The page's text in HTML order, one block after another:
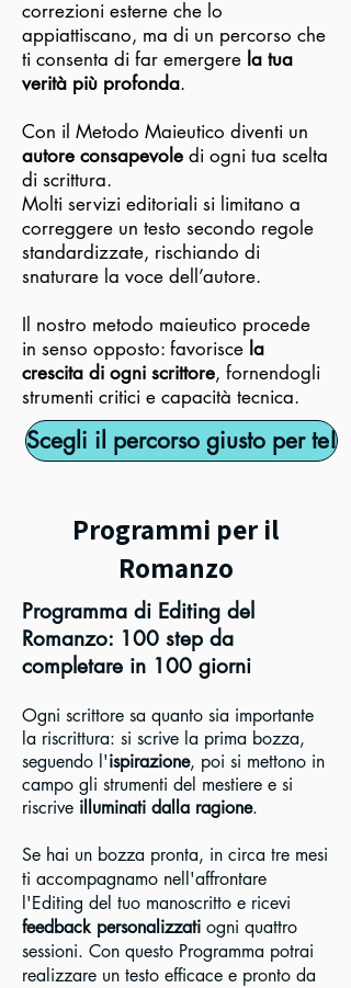
correzioni esterne che lo
appiattiscano, ma di un percorso che
ti consenta di far emergere la tua
verità più profonda.
Con il Metodo Maieutico diventi un
autore consapevole di ogni tua scelta
di scrittura.
Molti servizi editoriali si limitano a
correggere un testo secondo regole
standardizzate, rischiando di
snaturare la voce dell’autore.
Il nostro metodo maieutico procede
in senso opposto: favorisce la
crescita di ogni scrittore, fornendogli
strumenti critici e capacità tecnica.
Scegli il percorso giusto per te!
Programmi per il
Romanzo
Programma di Editing del
Romanzo: 100 step da
completare in 100 giorni
Ogni scrittore sa quanto sia importante
la riscrittura: si scrive la prima bozza,
seguendo l'ispirazione, poi si mettono in
campo gli strumenti del mestiere e si
riscrive illuminati dalla ragione.
Se hai un bozza pronta, in circa tre mesi
ti accompagnamo nell'affrontare
l'Editing del tuo manoscritto e ricevi
feedback personalizzati ogni quattro
sessioni. Con questo Programma potrai
realizzare un testo efficace e pronto da